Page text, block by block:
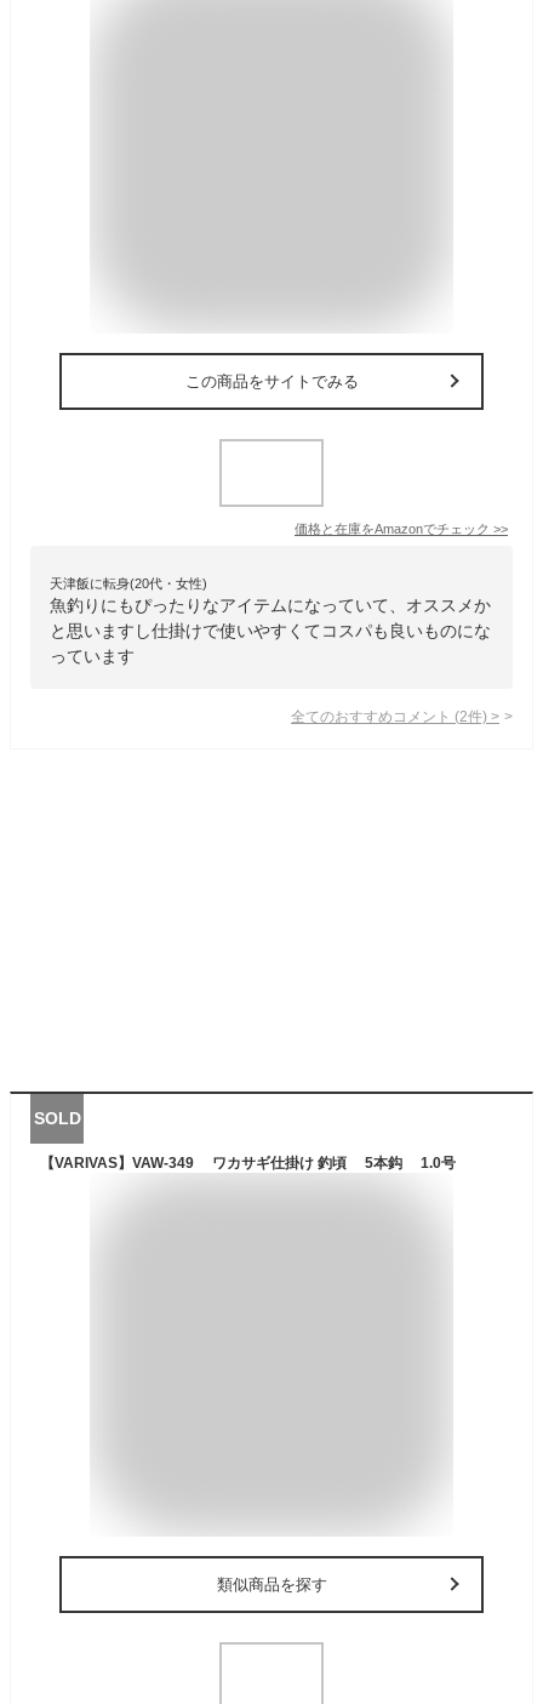
この商品をサイトでみる
価格と在庫をAmazonでチェック >>
天津飯に転身(20代・女性)
魚釣りにもぴったりなアイテムになっていて、オススメか
と思いますし仕掛けで使いやすくてコスパも良いものにな
っています
全てのおすすめコメント (2件) >
SOLD
【VARIVAS】VAW-349 ワカサギ仕掛け 釣頃 5本鈎 1.0号
類似商品を探す